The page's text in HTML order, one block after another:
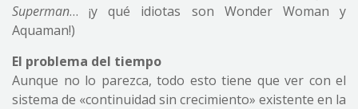
Superman… ¡y qué idiotas son Wonder Woman y
Aquaman!)
El problema del tiempo
Aunque no lo parezca, todo esto tiene que ver con el
sistema de «continuidad sin crecimiento» existente en la